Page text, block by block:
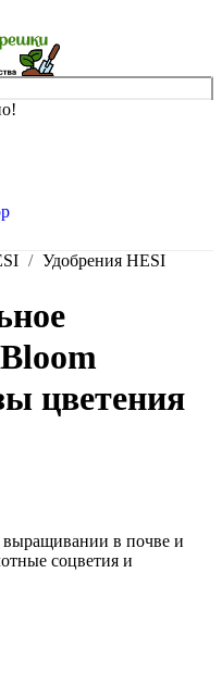
Удобрения HESI
цветения
выращивании в почве и
соцветия и